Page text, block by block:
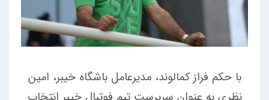
با حکم فراز کمالوند، مدیرعامل باشگاه خیبر، امین